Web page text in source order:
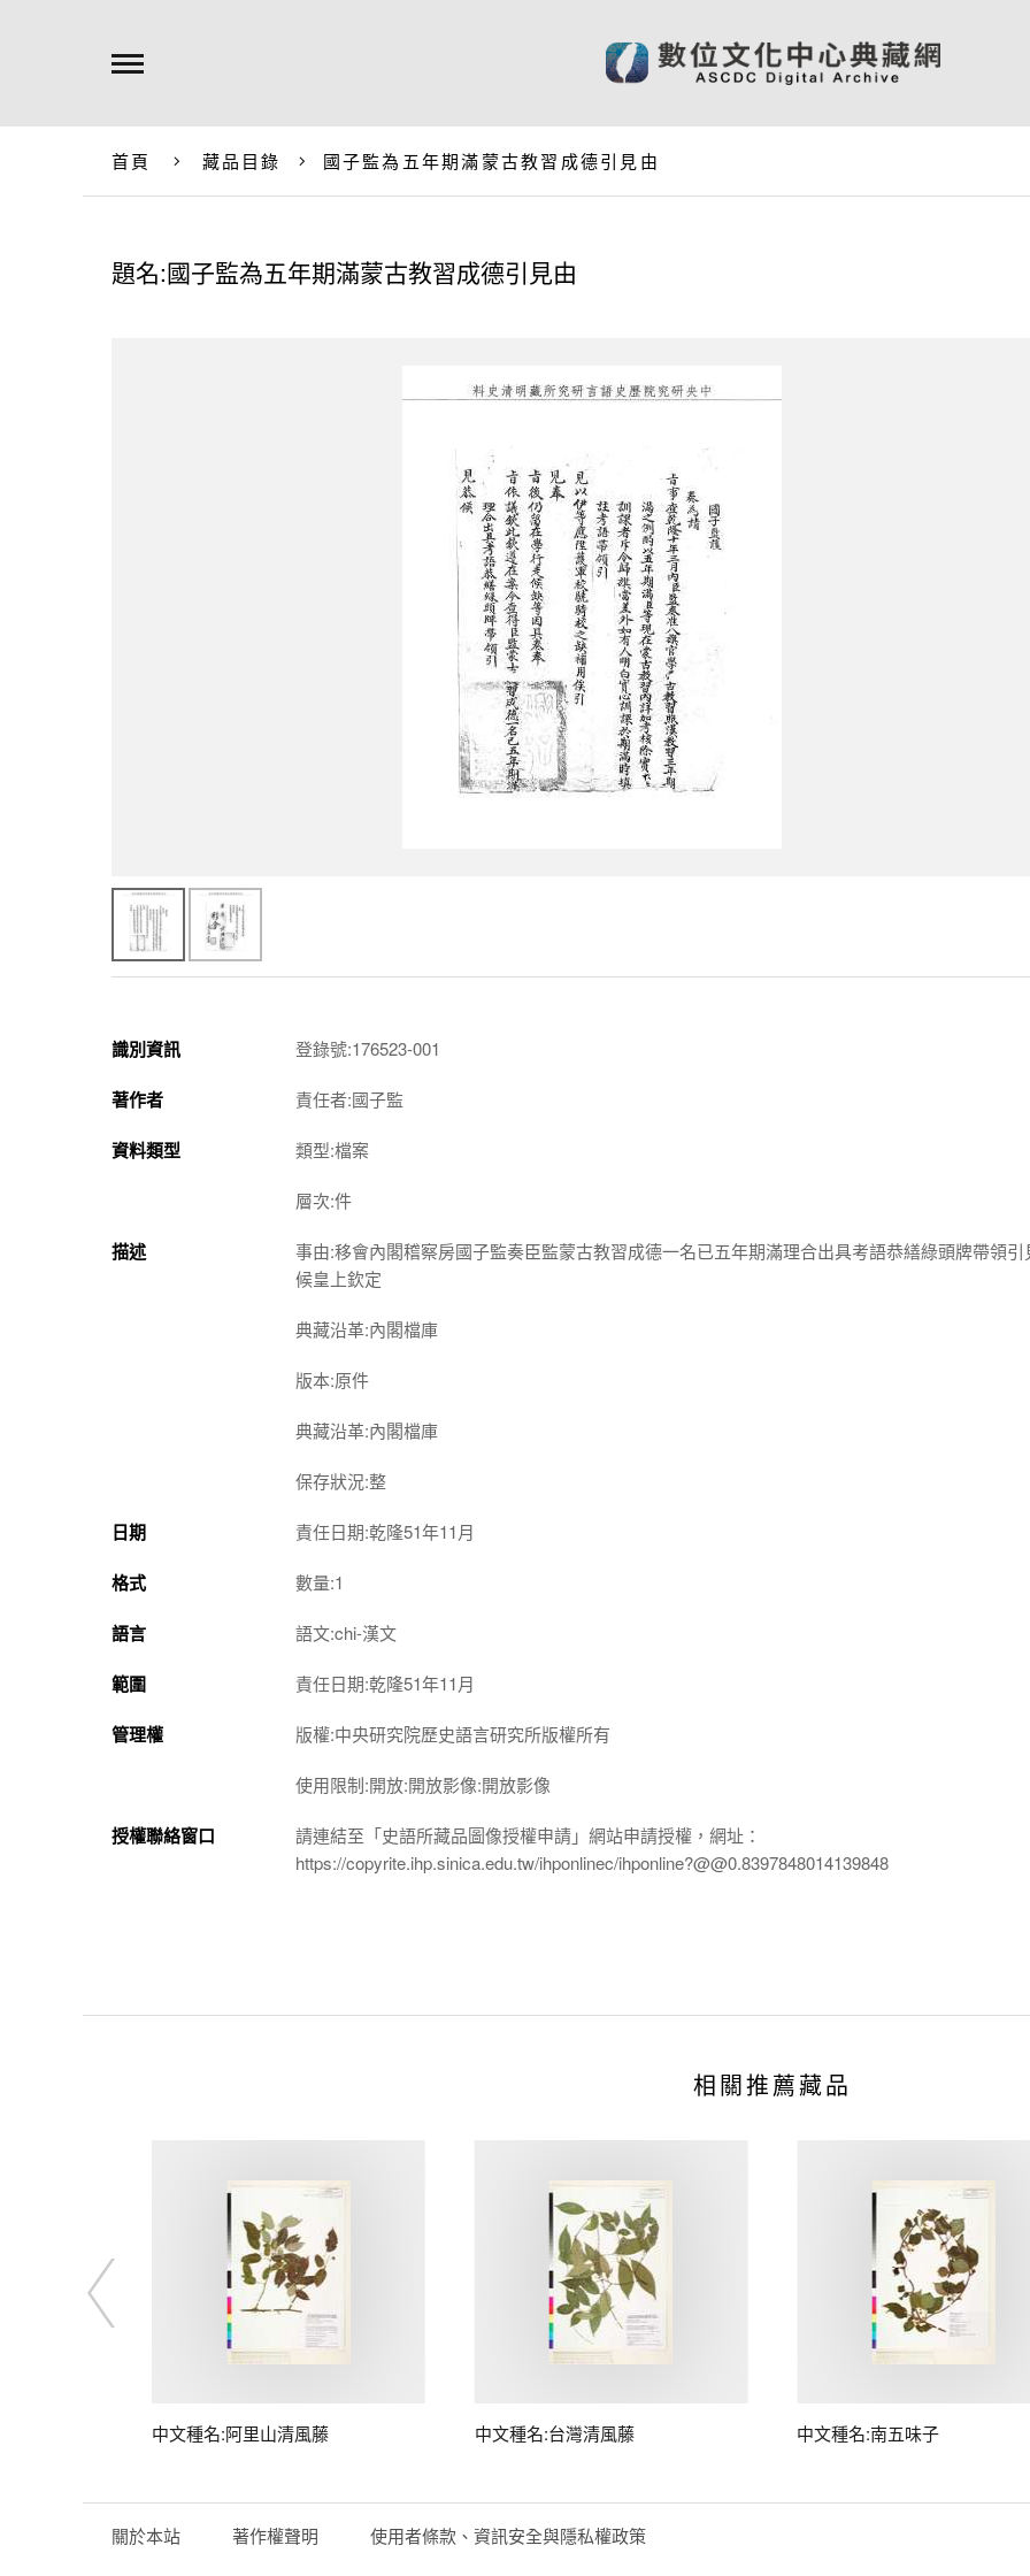
首頁 藏品目錄 國子監為五年期滿蒙古教習成德引見由
題名:國子監為五年期滿蒙古教習成德引見由
識別資訊 登錄號:176523-001
著作者 責任者:國子監
資料類型 類型:檔案
層次:件
描述
事由:移會內閣稽察房國子監奏臣監蒙古教習成德一名已五年期滿理合出具考語恭繕綠頭牌帶領引
候皇上欽定
典藏沿革:內閣檔庫
版本:原件
典藏沿革:內閣檔庫
保存狀況:整
日期 責任日期:乾隆51年11月
格式 數量:1
語言 語文:chi-漢文
範圍 責任日期:乾隆51年11月
管理權 版權:中央研究院歷史語言研究所版權所有
使用限制:開放:開放影像:開放影像
授權聯絡窗口
請連結至「史語所藏品圖像授權申請」網站申請授權，網址：
https://copyrite.ihp.sinica.edu.tw/ihponlinec/ihponline?@@0.8397848014139848
相關推薦藏品
中文種名:阿里山清風藤 中文種名:台灣清風藤 中文種名:南五味子
關於本站 著作權聲明 使用者條款、資訊安全與隱私權政策